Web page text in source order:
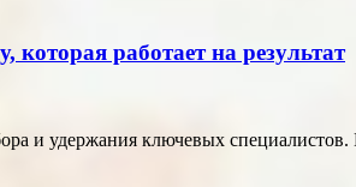
которая работает на результат
и удержания ключевых